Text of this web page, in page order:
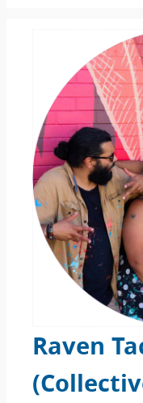
Raven